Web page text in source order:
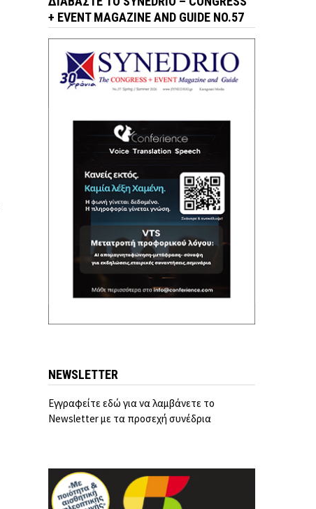
+ EVENT MAGAZINE AND GUIDE NO.57
NEWSLETTER
Εγγραφείτε εδώ για να λαμβάνετε το
Newsletter με τα προσεχή συνέδρια